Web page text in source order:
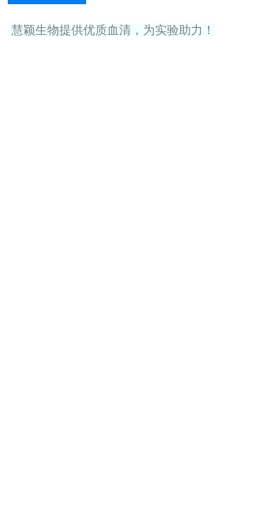
慧颖生物提供优质血清，为实验助力！